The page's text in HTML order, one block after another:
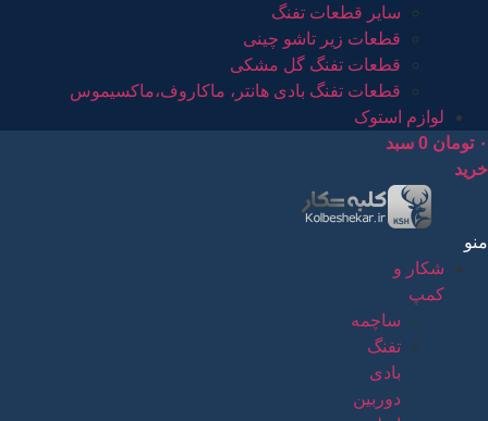
سایر قطعات تفنگ
قطعات زیر تاشو چینی
قطعات تفنگ گل مشکی
قطعات تفنگ بادی هانتر، ماکاروف،ماکسیموس
لوازم استوک
۰ تومان 0 سبد
خرید
منو
شکار و
کمپ
ساچمه
تفنگ
بادی
دوربین